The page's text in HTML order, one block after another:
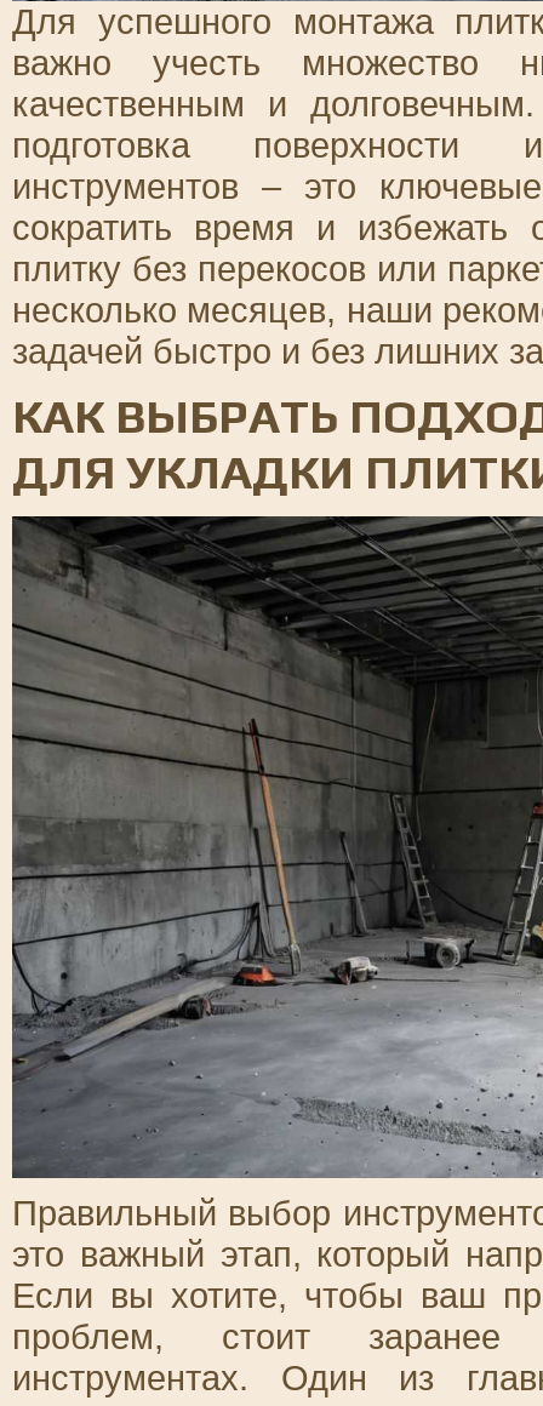
Для успешного монтажа
важно учесть множество
качественным и
подготовка поверхности
инструментов – это
сократить время и
плитку без перекосов или
несколько месяцев, наши
задачей быстро и без лишних
КАК ВЫБРАТЬ
ДЛЯ УКЛАДКИ
Правильный выбор
это важный этап, который
Если вы хотите, чтобы ваш
проблем, стоит заранее
инструментах. Один из